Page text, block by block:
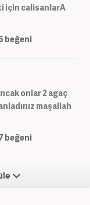
için calisanlarA
beğeni
onlar 2 agaç
maşallah
beğeni